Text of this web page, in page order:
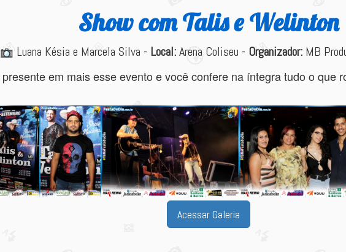
Show com Talis e Welinton
Luana Késia e Marcela Silva - Local:Arena Coliseu - Organizador: MB
em mais esse evento e você confere na íntegra tudo o que
Acessar Galeria